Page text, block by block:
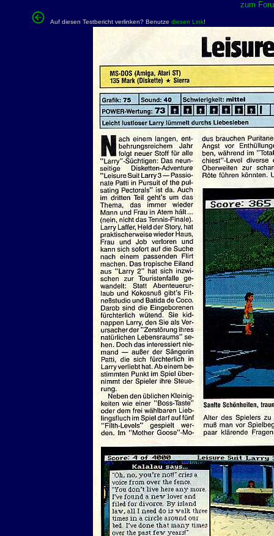
zum
Auf diesen Testbericht verlinken? Benutze diesen Link!